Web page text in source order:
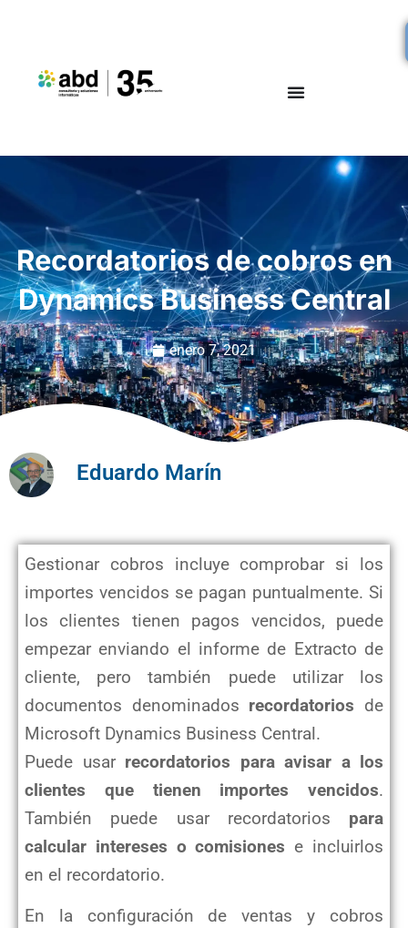
Recordatorios de cobros en
Dynamics Business Central
enero 7, 2021
Eduardo Marín
Gestionar cobros incluye comprobar si los
importes vencidos se pagan puntualmente. Si
los clientes tienen pagos vencidos, puede
empezar enviando el informe de Extracto de
cliente, pero también puede utilizar los
documentos denominados recordatorios de
Microsoft Dynamics Business Central.
Puede usar recordatorios para avisar a los
clientes que tienen importes vencidos.
También puede usar recordatorios para
calcular intereses o comisiones e incluirlos
en el recordatorio.
En la configuración de ventas y cobros